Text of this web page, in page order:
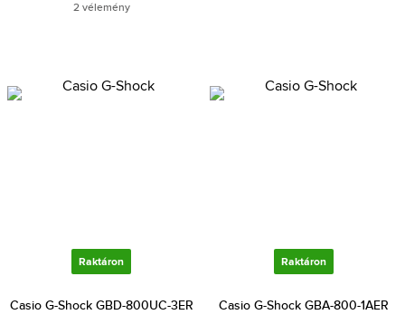
2 vélemény
Raktáron
Casio G-Shock GBD-800UC-3ER
Raktáron
Casio G-Shock GBA-800-1AER